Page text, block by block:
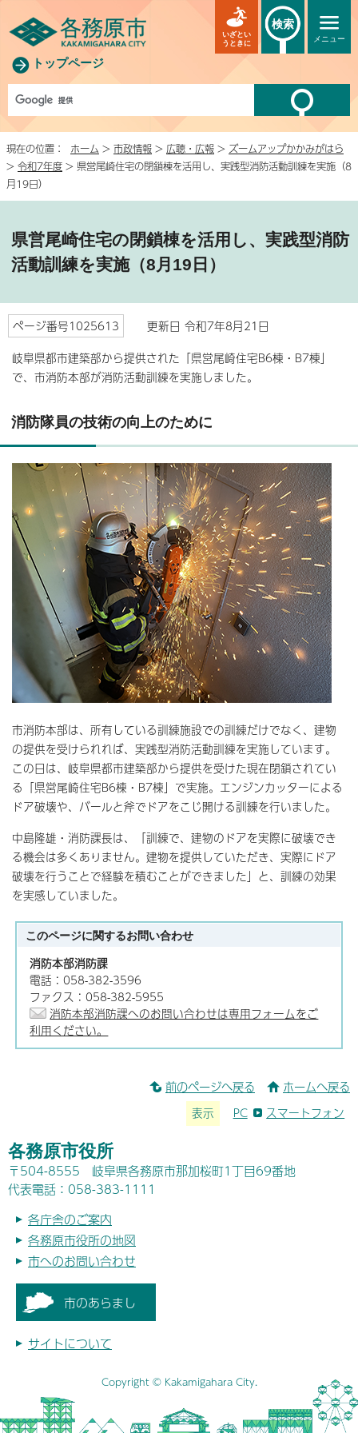
トップページ
メニュー
いざとい
うときに
検索
現在の位置： ホーム > 市政情報 > 広聴・広報 > ズームアップかかみがはら
> 令和7年度 > 県営尾崎住宅の閉鎖棟を活用し、実践型消防活動訓練を実施（8
月19日）
県営尾崎住宅の閉鎖棟を活用し、実践型消防
活動訓練を実施（8月19日）
ページ番号1025613
更新日 令和7年8月21日
岐阜県都市建築部から提供された「県営尾崎住宅B6棟・B7棟」
で、市消防本部が消防活動訓練を実施しました。
消防隊員の技術の向上のために
市消防本部は、所有している訓練施設での訓練だけでなく、建物
の提供を受けられれば、実践型消防活動訓練を実施しています。
この日は、岐阜県都市建築部から提供を受けた現在閉鎖されてい
る「県営尾崎住宅B6棟・B7棟」で実施。エンジンカッターによる
ドア破壊や、バールと斧でドアをこじ開ける訓練を行いました。
中島隆雄・消防課長は、「訓練で、建物のドアを実際に破壊でき
る機会は多くありません。建物を提供していただき、実際にドア
破壊を行うことで経験を積むことができました」と、訓練の効果
を実感していました。
このページに関するお問い合わせ
消防本部消防課
電話：058-382-3596
ファクス：058-382-5955
消防本部消防課へのお問い合わせは専用フォームをご
利用ください。
前のページへ戻る ホームへ戻る
表示 PC スマートフォン
各務原市役所
〒504-8555 岐阜県各務原市那加桜町1丁目69番地
代表電話：058-383-1111
各庁舎のご案内
各務原市役所の地図
市へのお問い合わせ
市のあらまし
サイトについて
Copyright © Kakamigahara City.